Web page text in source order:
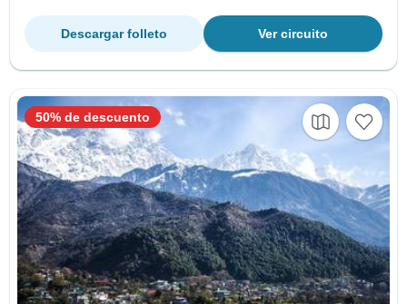
Ver circuito
Descargar folleto
50% de descuento